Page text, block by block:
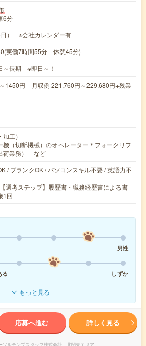
6分
日） ※会社カレンダー有
実働7時間55分 休憩45分)
～長期 ※即日～！
1450円 月収例 221,760円～229,680円+残業
工）
機（切断機械）のオペレーター＊フォークリフ
荷業務） など
/ ブランクOK / パソコンスキル不要 / 英語力不
選考ステップ】履歴書・職務経歴書による書
1回
男性
る
しずか
もっと見る
応募へ進む 詳しく見る